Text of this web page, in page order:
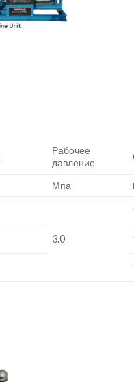
Рабочее
давление
Мпа
3.0